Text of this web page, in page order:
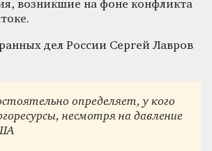
возникшие на фоне конфликта
дел России Сергей Лавров
определяет, у кого
несмотря на давление